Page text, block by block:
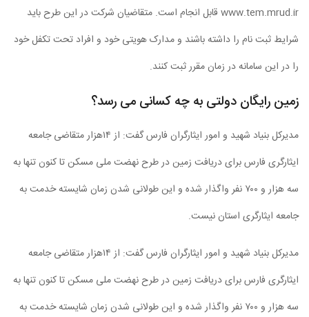
www.tem.mrud.ir قابل انجام است. متقاضیان شرکت در این طرح باید
شرایط ثبت نام را داشته باشند و مدارک هویتی خود و افراد تحت تکفل خود
را در این سامانه در زمان مقرر ثبت کنند.
زمین رایگان دولتی به چه کسانی می رسد؟
مدیرکل بنیاد شهید و امور ایثارگران فارس گفت: از ۱۴هزار متقاضی جامعه
ایثارگری فارس برای دریافت زمین در طرح نهضت ملی مسکن تا کنون تنها به
سه هزار و ۷۰۰ نفر واگذار شده و این طولانی شدن زمان شایسته خدمت به
جامعه ایثارگری استان نیست.
مدیرکل بنیاد شهید و امور ایثارگران فارس گفت: از ۱۴هزار متقاضی جامعه
ایثارگری فارس برای دریافت زمین در طرح نهضت ملی مسکن تا کنون تنها به
سه هزار و ۷۰۰ نفر واگذار شده و این طولانی شدن زمان شایسته خدمت به